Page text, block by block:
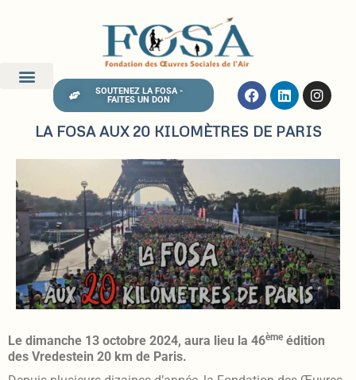
SOUTENEZ LA FOSA -
FAITES UN DON
LA FOSA AUX 20 KILOMÈTRES DE PARIS
Le dimanche 13 octobre 2024, aura lieu la 46ème édition
des Vredestein 20 km de Paris.